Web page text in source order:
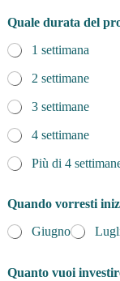
Quale durata del
1 settimana
2 settimane
3 settimane
4 settimane
Più di 4
Quando vorresti
Giugno
Quanto vuoi